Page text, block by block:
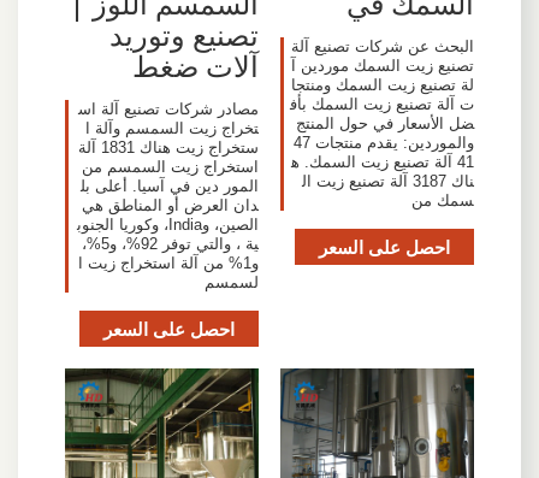
البحث عن شركات تصنيع آلة
تصنيع زيت السمك موردين آ
لة تصنيع زيت السمك ومنتجا
ت آلة تصنيع زيت السمك بأف
ضل الأسعار في حول المنتج
والموردين: يقدم منتجات 47
41 آلة تصنيع زيت السمك. ه
ناك 3187 آلة تصنيع زيت ال
سمك من
احصل على السعر
تصنيع وتوريد
آلات ضغط
مصادر شركات تصنيع آلة اس
تخراج زيت السمسم وآلة ا
ستخراج زيت هناك 1831 آلة
استخراج زيت السمسم من
المور دين في آسيا. أعلى بل
دان العرض أو المناطق هي
الصين، وIndia، وكوريا الجنوب
ية ، والتي توفر 92%، و5%،
و1% من آلة استخراج زيت ا
لسمسم
احصل على السعر